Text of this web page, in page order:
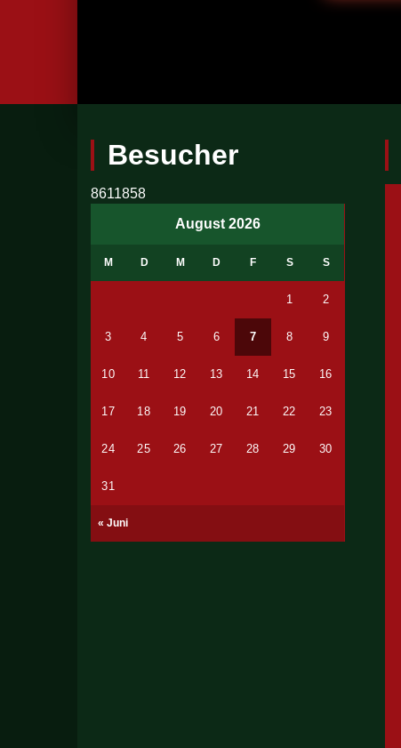
Besucher
8611858
August 2026
M D M D F S S
« Juni
1 2
3 4 5 6 7 8 9
10 11 12 13 14 15 16
17 18 19 20 21 22 23
24 25 26 27 28 29 30
31